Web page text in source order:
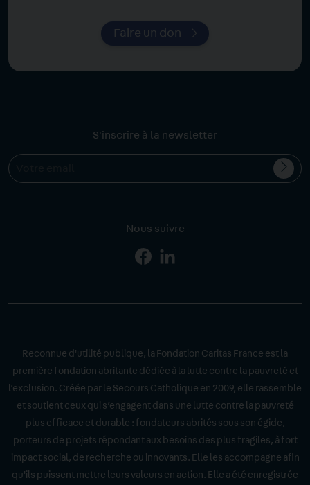
Faire un don
S'inscrire à la newsletter
Nous suivre
Page Page
Reconnue d'utilité publique, la Fondation Caritas France est la
première fondation abritante dédiée à la lutte contre la pauvreté et
l’exclusion. Créée par le Secours Catholique en 2009, elle rassemble
et soutient ceux qui s’engagent dans une lutte contre la pauvreté
plus efficace et durable : fondateurs abrités sous son égide,
porteurs de projets répondant aux besoins des plus fragiles, à fort
impact social, de recherche ou innovants. Elle les accompagne afin
qu'ils puissent mettre leurs valeurs en action. Elle a été enregistrée